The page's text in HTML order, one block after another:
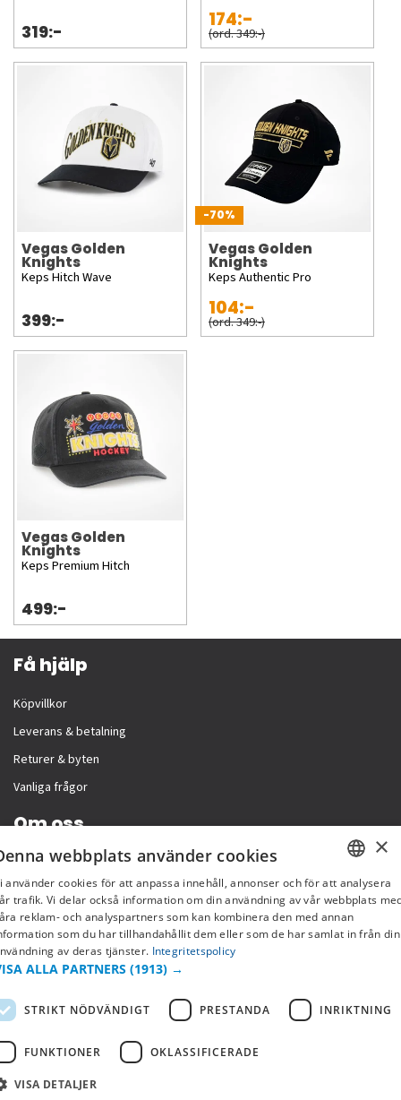
319:-
174:-
(ord. 349:-)
Vegas Golden
Knights
Keps Hitch Wave
399:-
-70%
Vegas Golden
Knights
Keps Authentic Pro
104:-
(ord. 349:-)
Vegas Golden
Knights
Keps Premium Hitch
499:-
Få hjälp
Köpvillkor
Leverans & betalning
Returer & byten
Vanliga frågor
Om oss
Företagsinformation
Copyright © 2019 This site is Licensed to 377 Sport AB
SWEDISH
FI
×
webbplats använder cookies
använder cookies för att anpassa innehåll, annonser och för att analysera
trafik. Vi delar också information om din användning av vår webbplats
reklam- och analyspartners som kan kombinera den med annan
som du har tillhandahållit dem eller som de har samlat in från din
av deras tjänster. Integritetspolicy
ALLA PARTNERS (1913) →
STRIKT NÖDVÄNDIGT PRESTANDA INRIKTNING
FUNKTIONER OKLASSIFICERADE
VISA DETALJER